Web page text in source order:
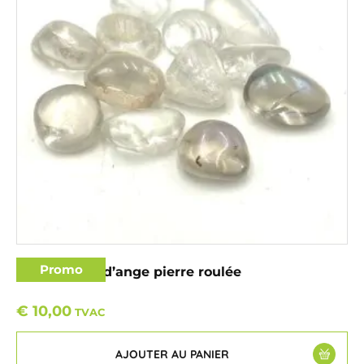
Promo
Quartz Aura d’ange pierre roulée
€ 10,00 TVAC
AJOUTER AU PANIER